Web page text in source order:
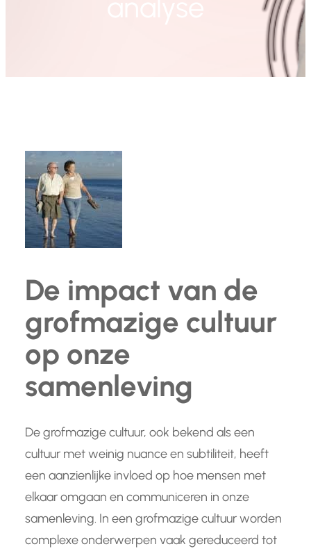
De impact van de
grofmazige cultuur
op onze
samenleving
De grofmazige cultuur, ook bekend als een
cultuur met weinig nuance en subtiliteit, heeft
een aanzienlijke invloed op hoe mensen met
elkaar omgaan en communiceren in onze
samenleving. In een grofmazige cultuur worden
complexe onderwerpen vaak gereduceerd tot